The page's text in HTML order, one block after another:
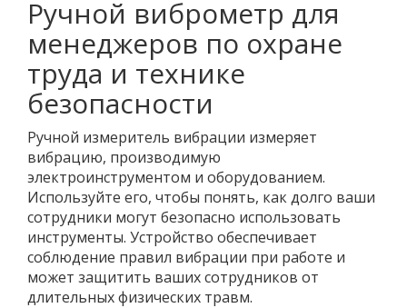
Ручной виброметр для
менеджеров по охране
труда и технике
безопасности
Ручной измеритель вибрации измеряет
вибрацию, производимую
электроинструментом и оборудованием.
Используйте его, чтобы понять, как долго ваши
сотрудники могут безопасно использовать
инструменты. Устройство обеспечивает
соблюдение правил вибрации при работе и
может защитить ваших сотрудников от
длительных физических травм.